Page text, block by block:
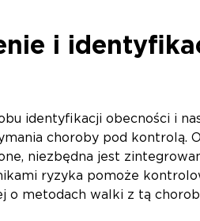
i
identyfikacji obecności i
choroby pod kontrolą.
niezbędna jest
ryzyka pomoże
o metodach walki z tą